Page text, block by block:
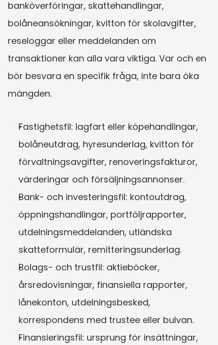
banköverföringar, skattehandlingar,
bolåneansökningar, kvitton för skolavgifter,
reseloggar eller meddelanden om
transaktioner kan alla vara viktiga. Var och en
bör besvara en specifik fråga, inte bara öka
mängden.
Fastighetsfil: lagfart eller köpehandlingar,
bolåneutdrag, hyresunderlag, kvitton för
förvaltningsavgifter, renoveringsfakturor,
värderingar och försäljningsannonser.
Bank- och investeringsfil: kontoutdrag,
öppningshandlingar, portföljrapporter,
utdelningsmeddelanden, utländska
skatteformulär, remitteringsunderlag.
Bolags- och trustfil: aktieböcker,
årsredovisningar, finansiella rapporter,
lånekonton, utdelningsbesked,
korrespondens med trustee eller bulvan.
Finansieringsfil: ursprung för insättningar,